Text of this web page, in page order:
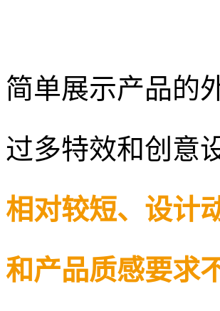
简单展示产品的
过多特效和创意
相对较短、设计
和产品质感要求